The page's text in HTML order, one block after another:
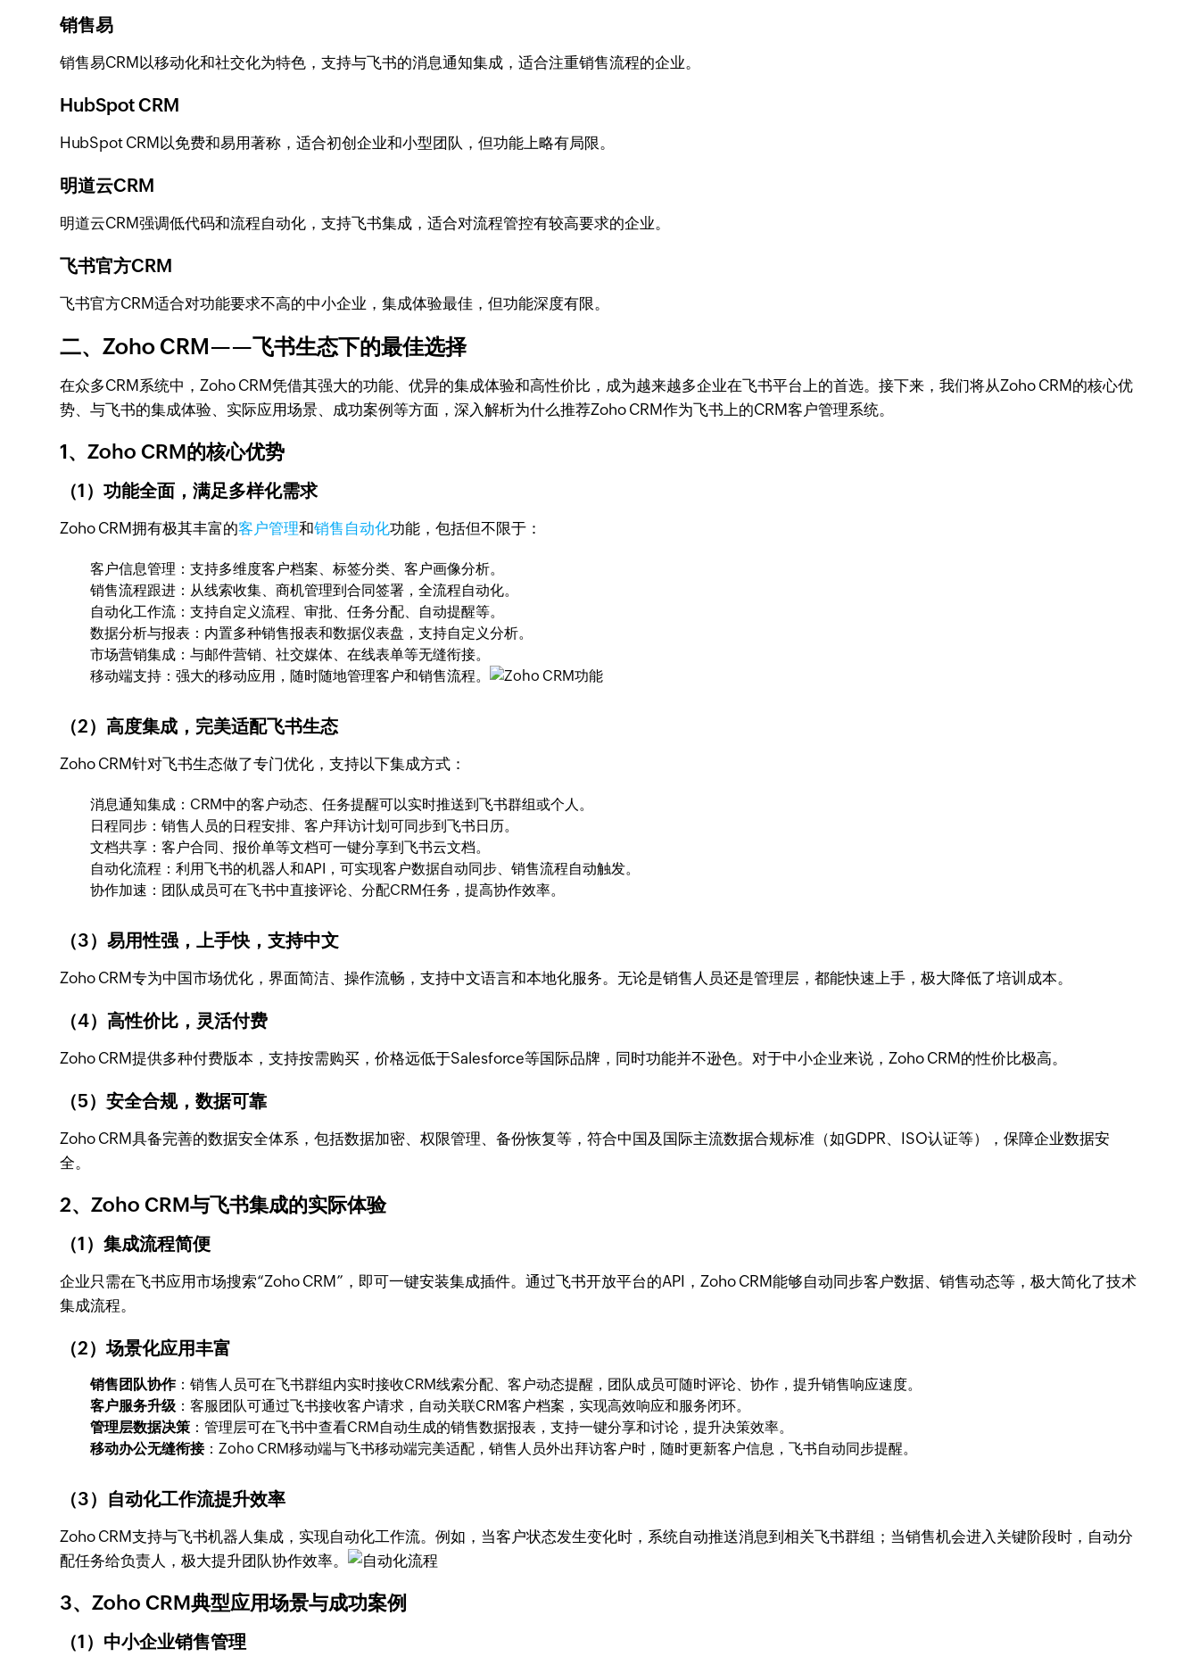
销售易
销售易CRM以移动化和社交化为特色，支持与飞书的消息通知集成，适合注重销售流程的企业。
HubSpot CRM
HubSpot CRM以免费和易用著称，适合初创企业和小型团队，但功能上略有局限。
明道云CRM
明道云CRM强调低代码和流程自动化，支持飞书集成，适合对流程管控有较高要求的企业。
飞书官方CRM
飞书官方CRM适合对功能要求不高的中小企业，集成体验最佳，但功能深度有限。
二、Zoho CRM——飞书生态下的最佳选择
在众多CRM系统中，Zoho CRM凭借其强大的功能、优异的集成体验和高性价比，成为越来越多企业在飞书平台上的首选。接下来，我们将从Zoho CRM的核心优
势、与飞书的集成体验、实际应用场景、成功案例等方面，深入解析为什么推荐Zoho CRM作为飞书上的CRM客户管理系统。
1、Zoho CRM的核心优势
（1）功能全面，满足多样化需求
Zoho CRM拥有极其丰富的客户管理和销售自动化功能，包括但不限于：
客户信息管理：支持多维度客户档案、标签分类、客户画像分析。
销售流程跟进：从线索收集、商机管理到合同签署，全流程自动化。
自动化工作流：支持自定义流程、审批、任务分配、自动提醒等。
数据分析与报表：内置多种销售报表和数据仪表盘，支持自定义分析。
市场营销集成：与邮件营销、社交媒体、在线表单等无缝衔接。
移动端支持：强大的移动应用，随时随地管理客户和销售流程。
（2）高度集成，完美适配飞书生态
Zoho CRM针对飞书生态做了专门优化，支持以下集成方式：
消息通知集成：CRM中的客户动态、任务提醒可以实时推送到飞书群组或个人。
日程同步：销售人员的日程安排、客户拜访计划可同步到飞书日历。
文档共享：客户合同、报价单等文档可一键分享到飞书云文档。
自动化流程：利用飞书的机器人和API，可实现客户数据自动同步、销售流程自动触发。
协作加速：团队成员可在飞书中直接评论、分配CRM任务，提高协作效率。
（3）易用性强，上手快，支持中文
Zoho CRM专为中国市场优化，界面简洁、操作流畅，支持中文语言和本地化服务。无论是销售人员还是管理层，都能快速上手，极大降低了培训成本。
（4）高性价比，灵活付费
Zoho CRM提供多种付费版本，支持按需购买，价格远低于Salesforce等国际品牌，同时功能并不逊色。对于中小企业来说，Zoho CRM的性价比极高。
（5）安全合规，数据可靠
Zoho CRM具备完善的数据安全体系，包括数据加密、权限管理、备份恢复等，符合中国及国际主流数据合规标准（如GDPR、ISO认证等），保障企业数据安
全。
2、Zoho CRM与飞书集成的实际体验
（1）集成流程简便
企业只需在飞书应用市场搜索“Zoho CRM”，即可一键安装集成插件。通过飞书开放平台的API，Zoho CRM能够自动同步客户数据、销售动态等，极大简化了技术
集成流程。
（2）场景化应用丰富
销售团队协作：销售人员可在飞书群组内实时接收CRM线索分配、客户动态提醒，团队成员可随时评论、协作，提升销售响应速度。
客户服务升级 ：客服团队可通过飞书接收客户请求，自动关联CRM客户档案，实现高效响应和服务闭环。
管理层数据决策 ：管理层可在飞书中查看CRM自动生成的销售数据报表，支持一键分享和讨论，提升决策效率。
移动办公无缝衔接：Zoho CRM移动端与飞书移动端完美适配，销售人员外出拜访客户时，随时更新客户信息，飞书自动同步提醒。
（3）自动化工作流提升效率
Zoho CRM支持与飞书机器人集成，实现自动化工作流。例如，当客户状态发生变化时，系统自动推送消息到相关飞书群组；当销售机会进入关键阶段时，自动分
配任务给负责人，极大提升团队协作效率。
3、Zoho CRM典型应用场景与成功案例
（1）中小企业销售管理